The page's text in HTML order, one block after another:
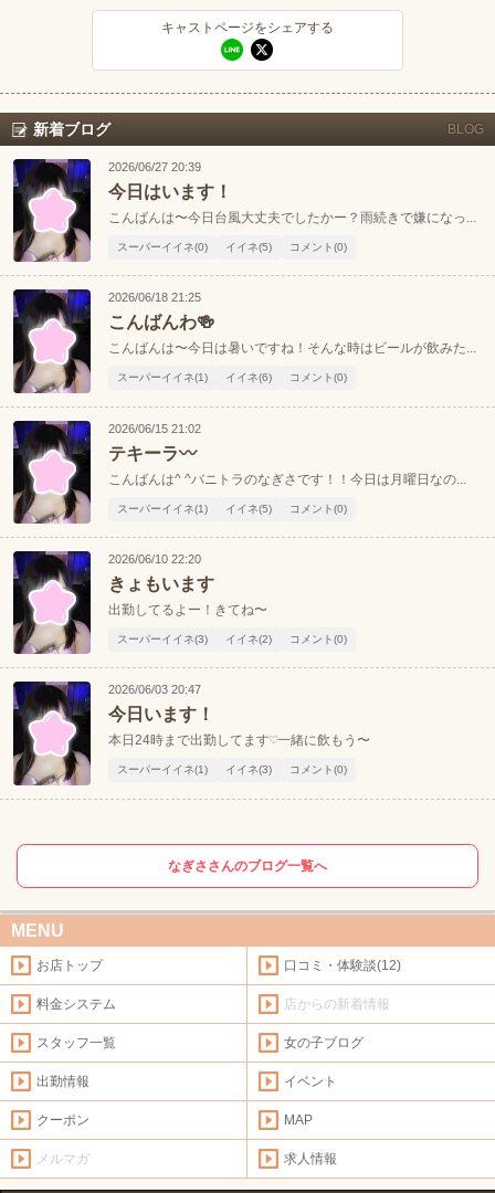
キャストページをシェアする
新着ブログ BLOG
2026/06/27 20:39
今日はいます！
こんばんは〜今日台風大丈夫でしたかー？雨続きで嫌になっ...
スーパーイイネ(0) イイネ(5) コメント(0)
2026/06/18 21:25
こんばんわ🍻
こんばんは〜今日は暑いですね！そんな時はビールが飲みた...
スーパーイイネ(1) イイネ(6) コメント(0)
2026/06/15 21:02
テキーラ〰️
こんばんは^ ^バニトラのなぎさです！！今日は月曜日なの...
スーパーイイネ(1) イイネ(5) コメント(0)
2026/06/10 22:20
きょもいます
出勤してるよー！きてね〜
スーパーイイネ(3) イイネ(2) コメント(0)
2026/06/03 20:47
今日います！
本日24時まで出勤してます♡一緒に飲もう〜
スーパーイイネ(1) イイネ(3) コメント(0)
なぎささんのブログ一覧へ
MENU
お店トップ 口コミ・体験談(12)
料金システム 店からの新着情報
スタッフ一覧 女の子ブログ
出勤情報 イベント
クーポン MAP
メルマガ 求人情報
予約備考：
ポケパラ見たとお伝えください
ID: omochidayo412
予約はあおいのLINEまでお願いします✨
会員ログイン
女の子ログイン
店舗ログイン
新規会員登録
甲信越
関東 静岡
東海 関西
中四国 九州
沖縄 全国TOP